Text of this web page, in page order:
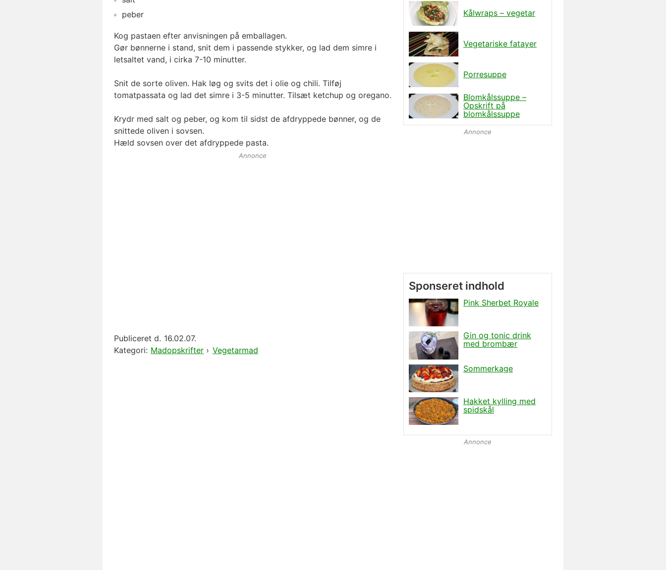
peber
Kog pastaen efter anvisningen på emballagen.
Gør bønnerne i stand, snit dem i passende stykker, og lad dem simre i
letsaltet vand, i cirka 7-10 minutter.
Snit de sorte oliven. Hak løg og svits det i olie og chili. Tilføj
tomatpassata og lad det simre i 3-5 minutter. Tilsæt ketchup og oregano.
Krydr med salt og peber, og kom til sidst de afdryppede bønner, og de
snittede oliven i sovsen.
Hæld sovsen over det afdryppede pasta.
Annonce
Publiceret d. 16.02.07.
Kategori: Madopskrifter › Vegetarmad
Kålwraps – vegetar
Vegetariske fatayer
Porresuppe
Blomkålssuppe –
Opskrift på
blomkålssuppe
Annonce
Annonce